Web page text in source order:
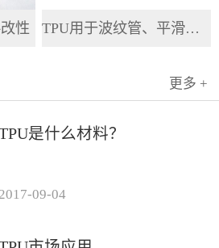
性 TPU用于波纹管、平滑管、全塑管等软管
更多 +
是什么材料？
2017-09-04